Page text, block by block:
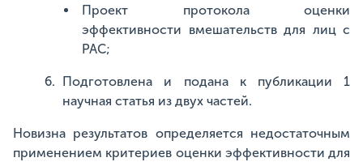
Проект протокола оценки
эффективности вмешательств для лиц с
РАС;
Подготовлена и подана к публикации 1
научная статья из двух частей.
Новизна результатов определяется недостаточным
применением критериев оценки эффективности для